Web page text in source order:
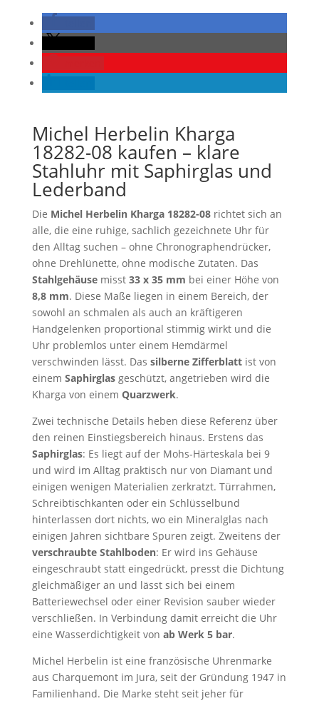
Michel Herbelin Kharga
18282-08 kaufen – klare
Stahluhr mit Saphirglas und
Lederband
Die Michel Herbelin Kharga 18282-08richtet sich an
alle, die eine ruhige, sachlich gezeichnete Uhr für
den Alltag suchen – ohne Chronographendrücker,
ohne Drehlünette, ohne modische Zutaten. Das
Stahlgehäusemisst 33 x 35 mm bei einer Höhe von
8,8 mm. Diese Maße liegen in einem Bereich, der
sowohl an schmalen als auch an kräftigeren
Handgelenken proportional stimmig wirkt und die
Uhr problemlos unter einem Hemdärmel
verschwinden lässt. Das silberne Zifferblattist von
einem Saphirglasgeschützt, angetrieben wird die
Kharga von einem Quarzwerk.
Zwei technische Details heben diese Referenz über
den reinen Einstiegsbereich hinaus. Erstens das
Saphirglas: Es liegt auf der Mohs-Härteskala bei 9
und wird im Alltag praktisch nur von Diamant und
einigen wenigen Materialien zerkratzt. Türrahmen,
Schreibtischkanten oder ein Schlüsselbund
hinterlassen dort nichts, wo ein Mineralglas nach
einigen Jahren sichtbare Spuren zeigt. Zweitens der
verschraubte Stahlboden: Er wird ins Gehäuse
eingeschraubt statt eingedrückt, presst die Dichtung
gleichmäßiger an und lässt sich bei einem
Batteriewechsel oder einer Revision sauber wieder
verschließen. In Verbindung damit erreicht die Uhr
eine Wasserdichtigkeit von ab Werk 5 bar.
Michel Herbelin ist eine französische Uhrenmarke
aus Charquemont im Jura, seit der Gründung 1947 in
Familienhand. Die Marke steht seit jeher für